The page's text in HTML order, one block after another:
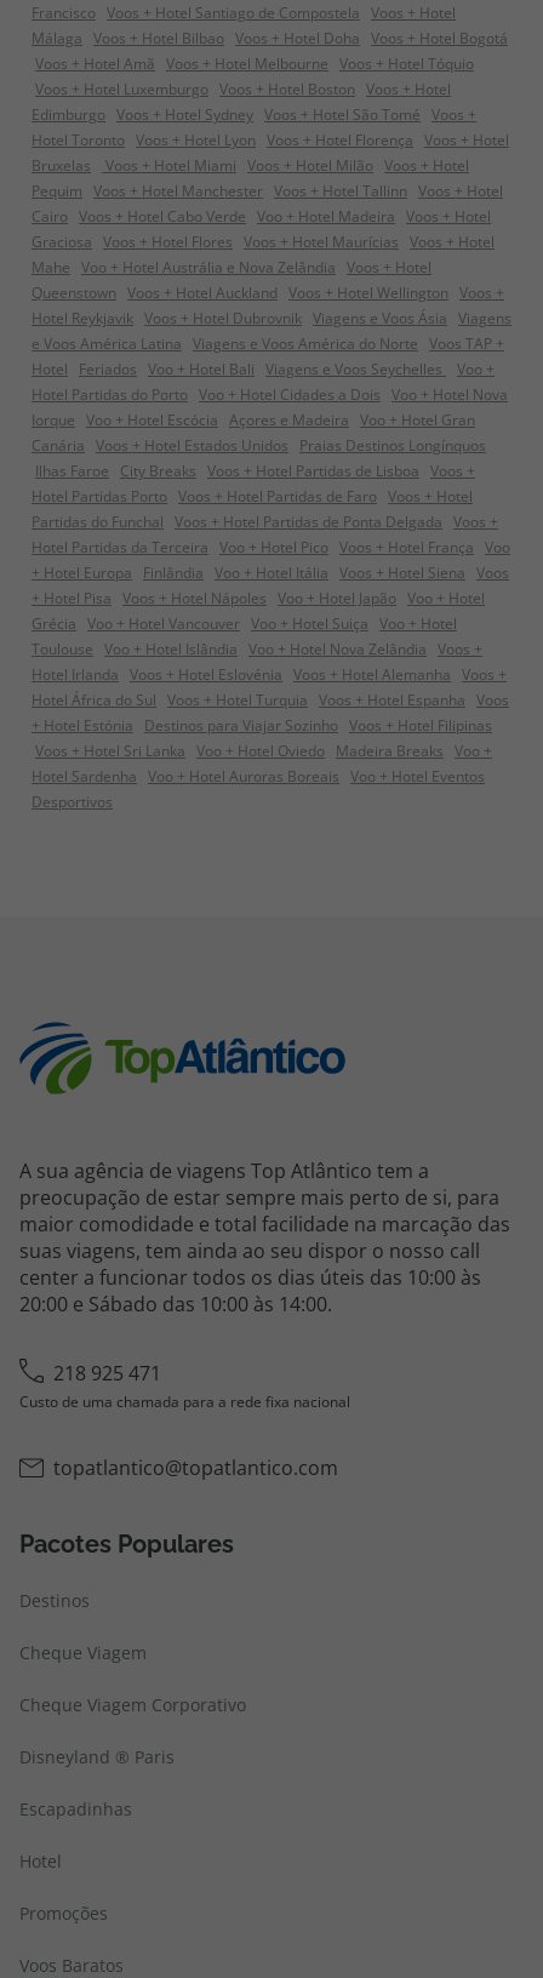
Francisco Voos + Hotel Santiago de Compostela Voos + Hotel
Málaga Voos + Hotel Bilbao Voos + Hotel Doha Voos + Hotel Bogotá
Voos + Hotel Amã Voos + Hotel Melbourne Voos + Hotel Tóquio
Voos + Hotel Luxemburgo Voos + Hotel Boston Voos + Hotel
Edimburgo Voos + Hotel Sydney Voos + Hotel São Tomé Voos +
Hotel Toronto Voos + Hotel Lyon Voos + Hotel Florença Voos + Hotel
Bruxelas
Voos + Hotel Miami Voos + Hotel Milão Voos + Hotel
Pequim Voos + Hotel Manchester Voos + Hotel Tallinn Voos + Hotel
Cairo Voos + Hotel Cabo Verde Voo + Hotel Madeira Voos + Hotel
Graciosa Voos + Hotel Flores Voos + Hotel Maurícias Voos + Hotel
Mahe Voo + Hotel Austrália e Nova Zelândia Voos + Hotel
Queenstown Voos + Hotel Auckland Voos + Hotel Wellington Voos +
Hotel Reykjavik Voos + Hotel Dubrovnik Viagens e Voos Ásia Viagens
e Voos América Latina Viagens e Voos América do Norte Voos TAP +
Hotel
Feriados Voo + Hotel Bali Viagens e Voos Seychelles
Voo +
Hotel Partidas do Porto Voo + Hotel Cidades a Dois Voo + Hotel Nova
Iorque Voo + Hotel Escócia Açores e Madeira Voo + Hotel Gran
Canária Voos + Hotel Estados Unidos
Praias Destinos Longínquos
Ilhas Faroe
City Breaks Voos + Hotel Partidas de Lisboa Voos +
Hotel Partidas Porto Voos + Hotel Partidas de Faro Voos + Hotel
Partidas do Funchal Voos + Hotel Partidas de Ponta Delgada Voos +
Hotel Partidas da Terceira Voo + Hotel Pico Voos + Hotel França Voo
+ Hotel Europa
Finlândia Voo + Hotel Itália Voos + Hotel Siena Voos
+ Hotel Pisa Voos + Hotel Nápoles Voo + Hotel Japão Voo + Hotel
Grécia Voo + Hotel Vancouver Voo + Hotel Suiça Voo + Hotel
Toulouse Voo + Hotel Islândia Voo + Hotel Nova Zelândia Voos +
Hotel Irlanda Voos + Hotel Eslovénia Voos + Hotel Alemanha Voos +
Hotel África do Sul Voos + Hotel Turquia Voos + Hotel Espanha Voos
+ Hotel Estónia
Destinos para Viajar Sozinho Voos + Hotel Filipinas
Voos + Hotel Sri Lanka Voo + Hotel Oviedo Madeira Breaks Voo +
Hotel Sardenha Voo + Hotel Auroras Boreais Voo + Hotel Eventos
Desportivos
A sua agência de viagens Top Atlântico tem a
preocupação de estar sempre mais perto de si, para
maior comodidade e total facilidade na marcação das
suas viagens, tem ainda ao seu dispor o nosso call
center a funcionar todos os dias úteis das 10:00 às
20:00 e Sábado das 10:00 às 14:00.
218 925 471
Custo de uma chamada para a rede fixa nacional
topatlantico@topatlantico.com
Pacotes Populares
Destinos
Cheque Viagem
Cheque Viagem Corporativo
Disneyland ® Paris
Escapadinhas
Hotel
Promoções
Voos Baratos